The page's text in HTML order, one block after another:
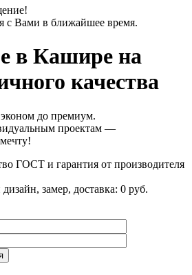
с Вами в ближайшее время.
в Кашире на
качества
до премиум.
проектам —
ГОСТ и гарантия от производителя
замер, доставка: 0 руб.